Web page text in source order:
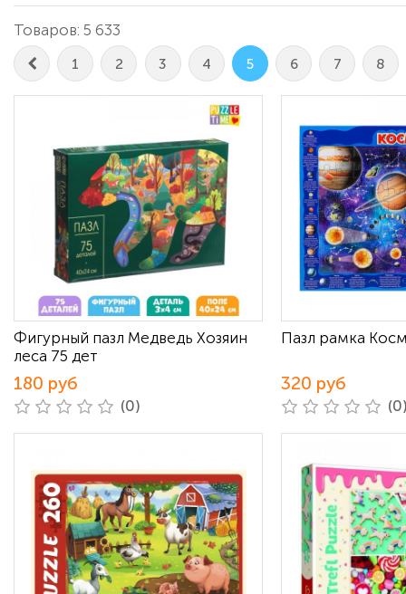
Товаров: 5 633
1 2 3 4 5 6 7 8
Фигурный пазл Медведь Хозяин
леса 75 дет
180 руб
(0)
Пазл рамка
320 руб